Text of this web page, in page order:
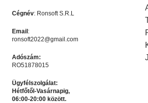
Cégnév: Ronsoft S.R.L
Email :
ronsoft2022@gmail.com
Adószám:
RO51878015
Ügyfélszolgálat:
Hétfőtől-Vasárnapig,
06:00-20:00 között.